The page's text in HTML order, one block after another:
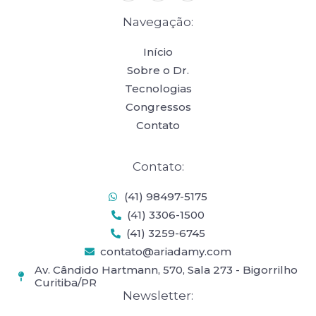
t
a
m
k
e
i
e
b
-
Navegação:
Início
Sobre o Dr.
Tecnologias
Congressos
Contato
Contato:
(41) 98497-5175
(41) 3306-1500
(41) 3259-6745
contato@ariadamy.com
Av. Cândido Hartmann, 570, Sala 273 - Bigorrilho
Curitiba/PR
Newsletter: